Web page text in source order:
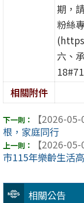
相關公告
期，
粉絲
六、
相關附件
【2026-05-
根，家庭同行
【2026-05-
市115年樂齡生活